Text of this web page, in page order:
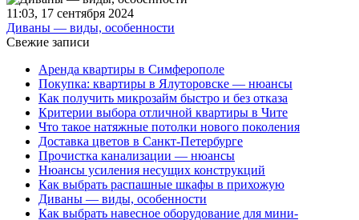
11:03, 17 сентября 2024
Диваны — виды, особенности
Свежие записи
Аренда квартиры в Симферополе
Покупка: квартиры в Ялуторовске — нюансы
Как получить микрозайм быстро и без отказа
Критерии выбора отличной квартиры в Чите
Что такое натяжные потолки нового поколения
Доставка цветов в Санкт-Петербурге
Прочистка канализации — нюансы
Нюансы усиления несущих конструкций
Как выбрать распашные шкафы в прихожую
Диваны — виды, особенности
Как выбрать навесное оборудование для мини-